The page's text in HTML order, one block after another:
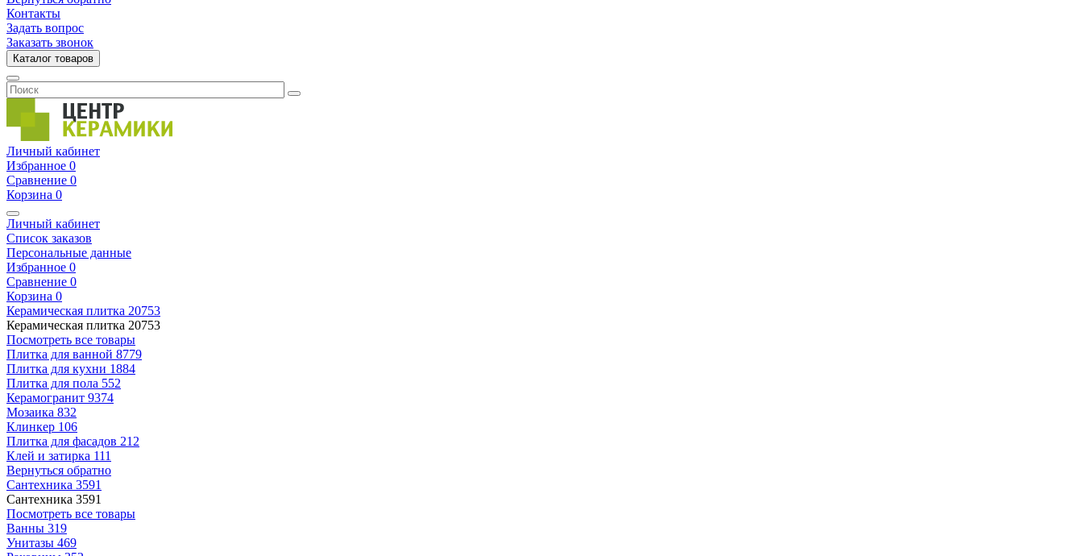
Контакты
Задать вопрос
Заказать звонок
Каталог товаров
Личный кабинет
Избранное 0
Сравнение 0
Корзина 0
Личный кабинет
Список заказов
Персональные данные
Избранное 0
Сравнение 0
Корзина 0
Керамическая плитка 20753
Керамическая плитка 20753
Посмотреть все товары
Плитка для ванной 8779
Плитка для кухни 1884
Плитка для пола 552
Керамогранит 9374
Мозаика 832
Клинкер 106
Плитка для фасадов 212
Клей и затирка 111
Вернуться обратно
Сантехника 3591
Сантехника 3591
Посмотреть все товары
Ванны 319
Унитазы 469